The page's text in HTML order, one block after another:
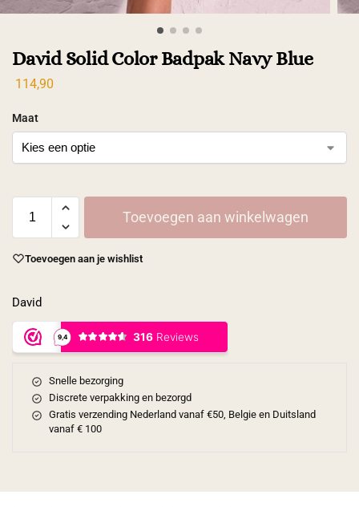
David Solid Color Badpak Navy Blue
114,90
Maat
Toevoegen aan winkelwagen
Toevoegen aan je wishlist
David
Snelle bezorging
Discrete verpakking en bezorgd
Gratis verzending Nederland vanaf €50, Belgie en Duitsland
vanaf € 100